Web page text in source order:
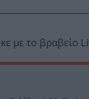
με το βραβείο